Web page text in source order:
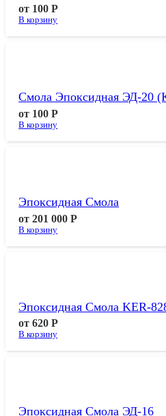
от 100Р
В корзину
Смола Эпоксидная ЭД-20
от 100Р
В корзину
Эпоксидная Смола
от201 000Р
В корзину
Эпоксидная Смола KER-
от620Р
В корзину
Эпоксидная Смола ЭД-16